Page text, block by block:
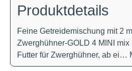
Produktdetails
Feine Getreidemischung mit 2
Zwerghühner-GOLD 4 MINI
Futter für Zwerghühner, ab ei…